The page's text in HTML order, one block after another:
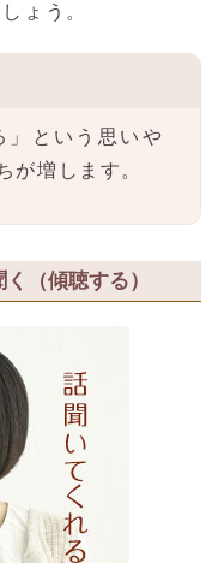
ょう。
」という思いや
が増します。
（傾聴する）